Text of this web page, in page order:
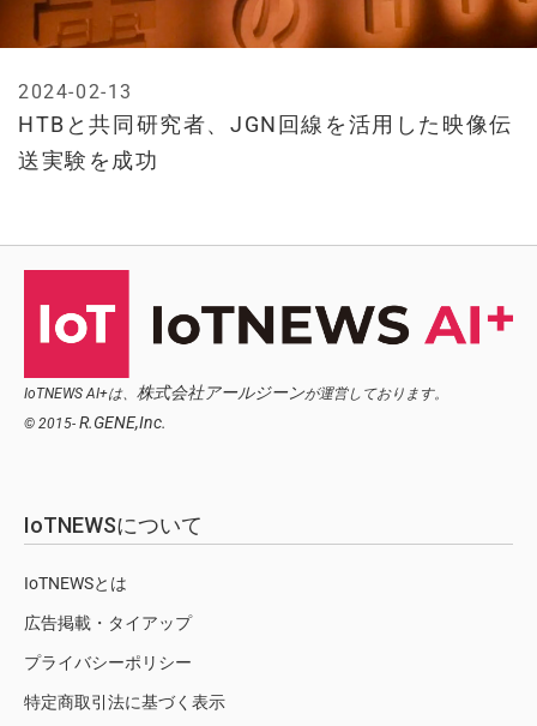
HTBと共同研究者、JGN回線を活用した映像伝
送実験を成功
2024-02-13
IoTNEWS AI+は、 株式会社アールジーンが運営しております。
© 2015- R.GENE,Inc.
IoTNEWSについて
IoTNEWSとは
広告掲載・タイアップ
プライバシーポリシー
特定商取引法に基づく表示